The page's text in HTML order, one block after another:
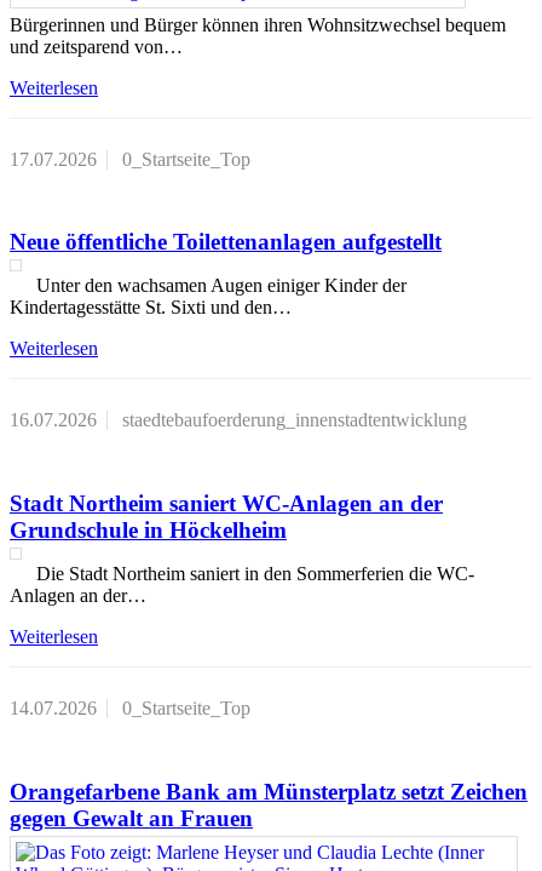
Bürgerinnen und Bürger können ihren Wohnsitzwechsel bequem
und zeitsparend von…
Weiterlesen
17.07.2026 0_Startseite_Top
Neue öffentliche Toilettenanlagen aufgestellt
Unter den wachsamen Augen einiger Kinder der
Kindertagesstätte St. Sixti und den…
Weiterlesen
16.07.2026 staedtebaufoerderung_innenstadtentwicklung
Stadt Northeim saniert WC-Anlagen an der
Grundschule in Höckelheim
Die Stadt Northeim saniert in den Sommerferien die WC-
Anlagen an der…
Weiterlesen
14.07.2026 0_Startseite_Top
Orangefarbene Bank am Münsterplatz setzt Zeichen
gegen Gewalt an Frauen